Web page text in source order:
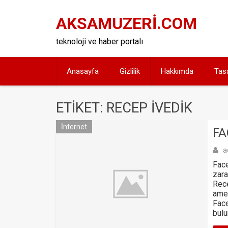
AKSAMUZERİ.COM
teknoloji ve haber portalı
Anasayfa Gizlilik Hakkımda
ETIKET: RECEP IVEDIK
İnternet